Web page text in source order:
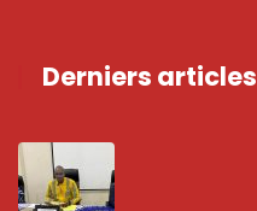
Derniers articles